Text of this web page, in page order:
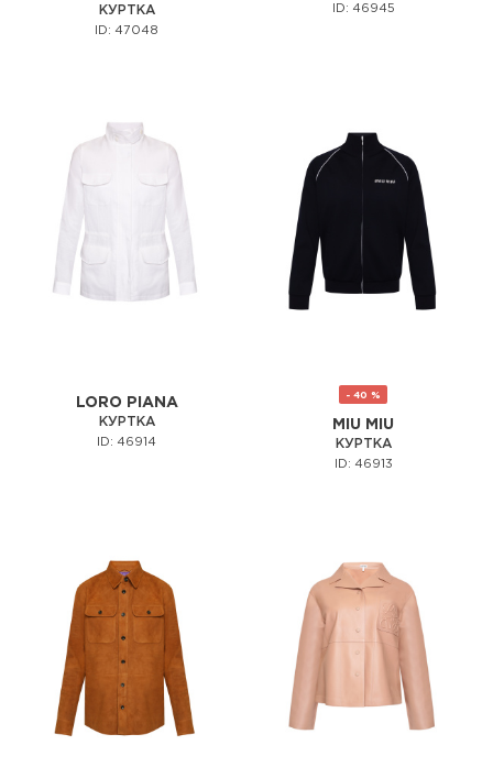
КУРТКА
ID: 47048
ID: 46945
LORO PIANA
КУРТКА
ID: 46914
- 40 %
MIU MIU
КУРТКА
ID: 46913